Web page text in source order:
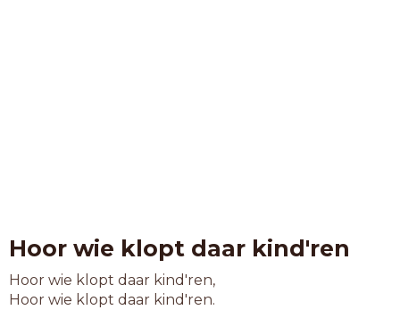
Hoor wie klopt daar kind'ren
Hoor wie klopt daar kind'ren,
Hoor wie klopt daar kind'ren.